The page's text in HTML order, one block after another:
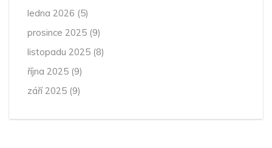
ledna 2026 (5)
prosince 2025 (9)
listopadu 2025 (8)
října 2025 (9)
září 2025 (9)